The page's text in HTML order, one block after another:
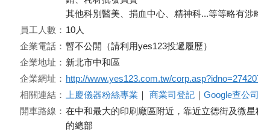
其他科別醫美、捐血中心、精神科...等等略有涉略
員工人數： 10人
企業電話： 暫不公開（請利用yes123投遞履歷）
企業地址： 新北市中和區
企業網址： http://www.yes123.com.tw/
相關連結：
上慶儀器粉絲專業 ｜ 商業司登記 ｜ Google查公司名
開車路線： 在中和最大的印刷廠區附近，靠近立德街及微星科
的總部